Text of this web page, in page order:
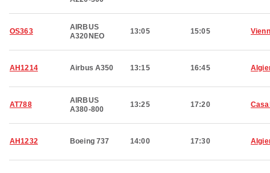
OS363
AIRBUS
A320NEO
13:05 15:05
AH1214 Airbus A350 13:15 16:45
AT788
AIRBUS
A380-800
13:25 17:20
AH1232 Boeing 737 14:00 17:30